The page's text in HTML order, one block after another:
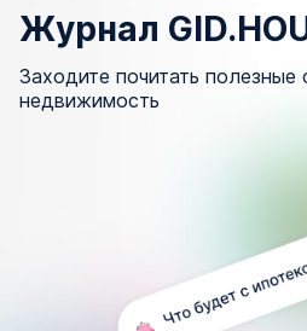
Журнал
Заходите почитать полезные
недвижимость